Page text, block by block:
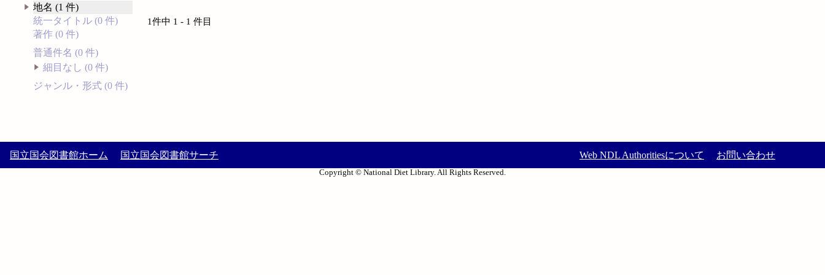
地名 (1 件)
統一タイトル (0 件)
著作 (0 件)
普通件名 (0 件)
細目なし (0 件)
ジャンル・形式 (0 件)
1件中 1 - 1 件目
国立国会図書館ホーム 国立国会図書館サーチ Web NDL Authoritiesについて お問い合わせ
Copyright © National Diet Library. All Rights Reserved.